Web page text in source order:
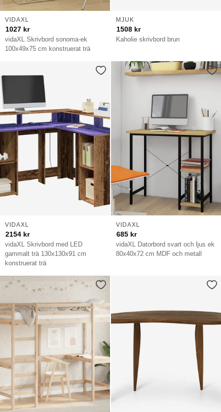
vidaXL Skrivbord sonoma-ek
100x49x75 cm konstruerat trä
VIDAXL
1027 kr
Kaholie skrivbord brun
MJUK
1508 kr
vidaXL Skrivbord med LED
gammalt trä 130x130x91 cm
konstruerat trä
VIDAXL
2154 kr
vidaXL Datorbord svart och ljus ek
80x40x72 cm MDF och metall
VIDAXL
685 kr